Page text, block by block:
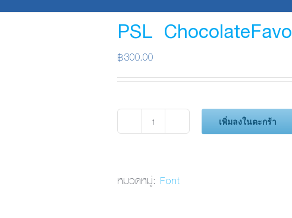
PSL
฿300.00
จำนวน
W3
เพิ่มลงในตะกร้า
หมวดหมู่: Font